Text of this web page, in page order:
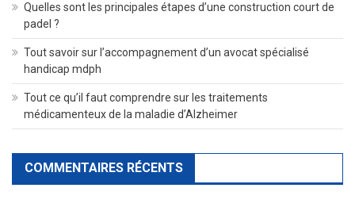
Quelles sont les principales étapes d’une construction court de
padel ?
Tout savoir sur l’accompagnement d’un avocat spécialisé
handicap mdph
Tout ce qu’il faut comprendre sur les traitements
médicamenteux de la maladie d’Alzheimer
COMMENTAIRES RÉCENTS